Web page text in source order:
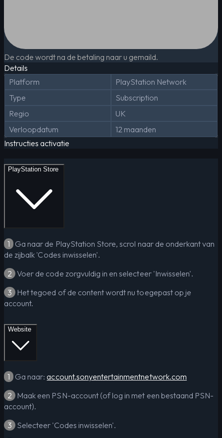
De code wordt na de betaling naar u gemaild.
Details
Platform
PlayStation Network
Type
Subscription
Regio
UK
Verloopdatum
12 maanden
Instructies activatie
PlayStation Store
1 Ga naar de PlayStation Store, scrol naar de onderkant van
de zijbalk 'Codes inwisselen'.
2 Voer de code zorgvuldig in en selecteer 'Inwisselen'.
3 Het tegoed of de content wordt nu toegepast op je
account.
Website
1 Ga naar:account.sonyentertainmentnetwork.com
2 Maak een PSN-account (of log in met een bestaand PSN-
account).
3 Selecteer 'Codes inwisselen'.